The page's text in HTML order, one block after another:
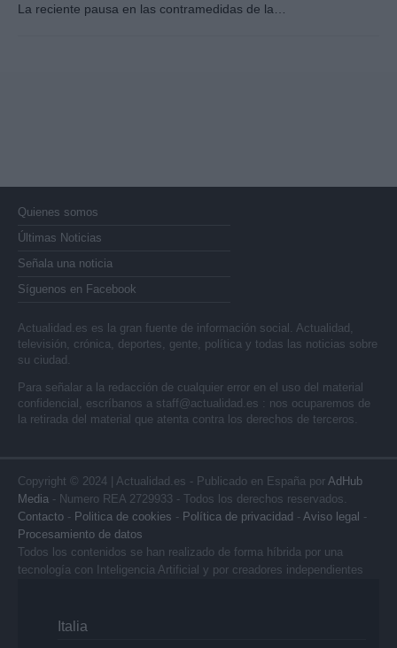
La reciente pausa en las contramedidas de la…
Quienes somos
Últimas Noticias
Señala una noticia
Síguenos en Facebook
Actualidad.es es la gran fuente de información social. Actualidad,
televisión, crónica, deportes, gente, política y todas las noticias sobre
su ciudad.
Para señalar a la redacción de cualquier error en el uso del material
confidencial, escríbanos a staff@actualidad.es : nos ocuparemos de
la retirada del material que atenta contra los derechos de terceros.
Copyright © 2024 | Actualidad.es - Publicado en España por AdHub
Media - Numero REA 2729933 - Todos los derechos reservados.
Contacto - Politica de cookies - Política de privacidad - Aviso legal -
Procesamiento de datos
Todos los contenidos se han realizado de forma híbrida por una
tecnología con Inteligencia Artificial y por creadores independientes
Italia